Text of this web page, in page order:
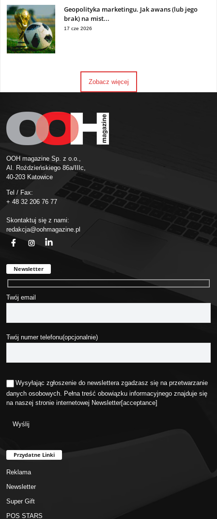
Geopolityka marketingu. Jak awans (lub jego
brak) na mist...
17 cze 2026
Zobacz więcej
OOH magazine Sp. z o.o.,
Al. Roździeńskiego 86a/IIIc,
40-203 Katowice
Tel / Fax:
+ 48 32 206 76 77
Skontaktuj się z nami:
redakcja@oohmagazine.pl
Newsletter
Twój email
Twój numer telefonu(opcjonalnie)
Wysyłając zgłoszenie do newslettera zgadzasz się na przetwarzanie
danych osobowych. Pełna treść obowiązku informacyjnego znajduje się
na naszej stronie internetowej Newsletter[acceptance]
Przydatne Linki
Reklama
Newsletter
Super Gift
POS STARS